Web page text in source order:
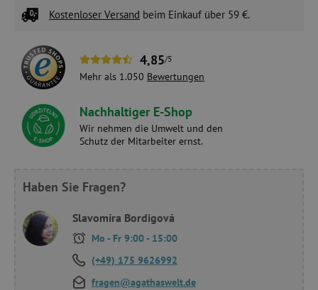
Kostenloser Versand beim Einkauf über 59 €.
4,85/5
Mehr als 1.050 Bewertungen
Nachhaltiger E-Shop
Wir nehmen die Umwelt und den
Schutz der Mitarbeiter ernst.
Haben Sie Fragen?
Slavomíra Bordigová
Mo - Fr 9:00 - 15:00
(+49) 175 9626992
fragen@agathaswelt.de